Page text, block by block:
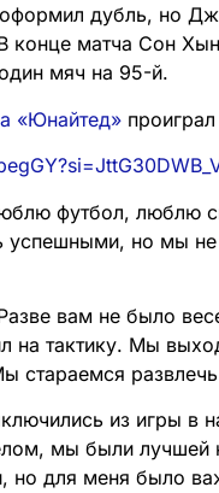
дубль, но
конце матча Сон
мяч на 95-й.
«Юнайтед»
футбол, люблю
но мы не
вам не было
на тактику. Мы
стараемся
из игры в
мы были
для меня было